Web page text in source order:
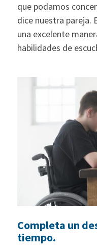
que podamos
dice nuestra pareja.
una excelente
habilidades de
Completa un
tiempo.